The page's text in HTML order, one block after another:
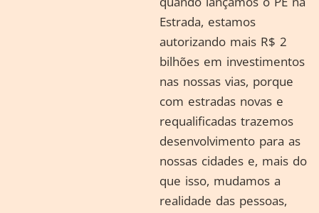
Estrada, estamos
autorizando mais R$ 2
bilhões em investimentos
nas nossas vias, porque
com estradas novas e
requalificadas trazemos
desenvolvimento para as
nossas cidades e, mais do
que isso, mudamos a
realidade das pessoas,